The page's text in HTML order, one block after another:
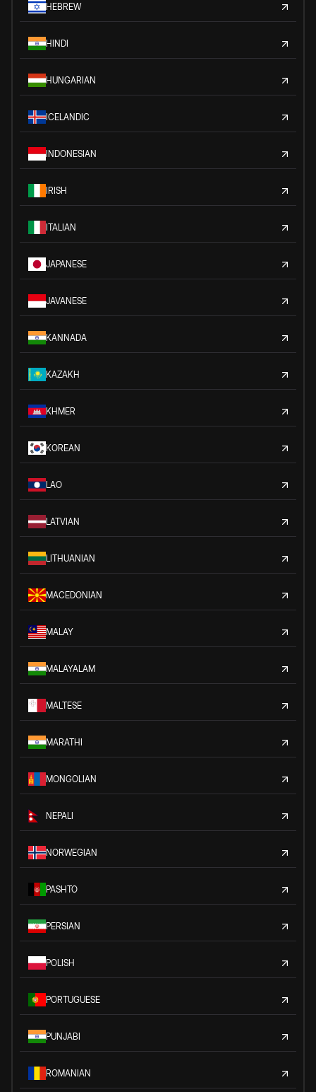
HEBREW
HINDI
HUNGARIAN
ICELANDIC
INDONESIAN
IRISH
ITALIAN
JAPANESE
JAVANESE
KANNADA
KAZAKH
KHMER
KOREAN
LAO
LATVIAN
LITHUANIAN
MACEDONIAN
MALAY
MALAYALAM
MALTESE
MARATHI
MONGOLIAN
NEPALI
NORWEGIAN
PASHTO
PERSIAN
POLISH
PORTUGUESE
PUNJABI
ROMANIAN